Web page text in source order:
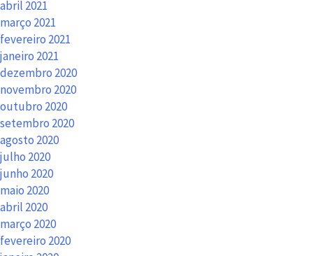
abril 2021
março 2021
fevereiro 2021
janeiro 2021
dezembro 2020
novembro 2020
outubro 2020
setembro 2020
agosto 2020
julho 2020
junho 2020
maio 2020
abril 2020
março 2020
fevereiro 2020